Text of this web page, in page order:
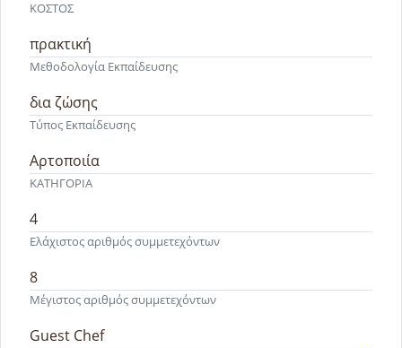
ΚΟΣΤΟΣ
Μεθοδολογία Εκπαίδευσης
πρακτική
Τύπος Εκπαίδευσης
δια ζώσης
ΚΑΤΗΓΟΡΙΑ
Αρτοποιία
Ελάχιστος αριθμός συμμετεχόντων
4
Μέγιστος αριθμός συμμετεχόντων
8
Guest Chef